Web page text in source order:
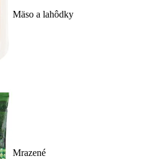
Mäso a lahôdky
Mrazené